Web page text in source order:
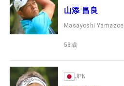
山添 昌良
Masayoshi Yamazoe
58 歳
JPN